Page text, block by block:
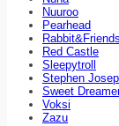
Nuuroo
Pearhead
Rabbit&Friends
Red Castle
Sleepytroll
Stephen
Sweet
Voksi
Zazu